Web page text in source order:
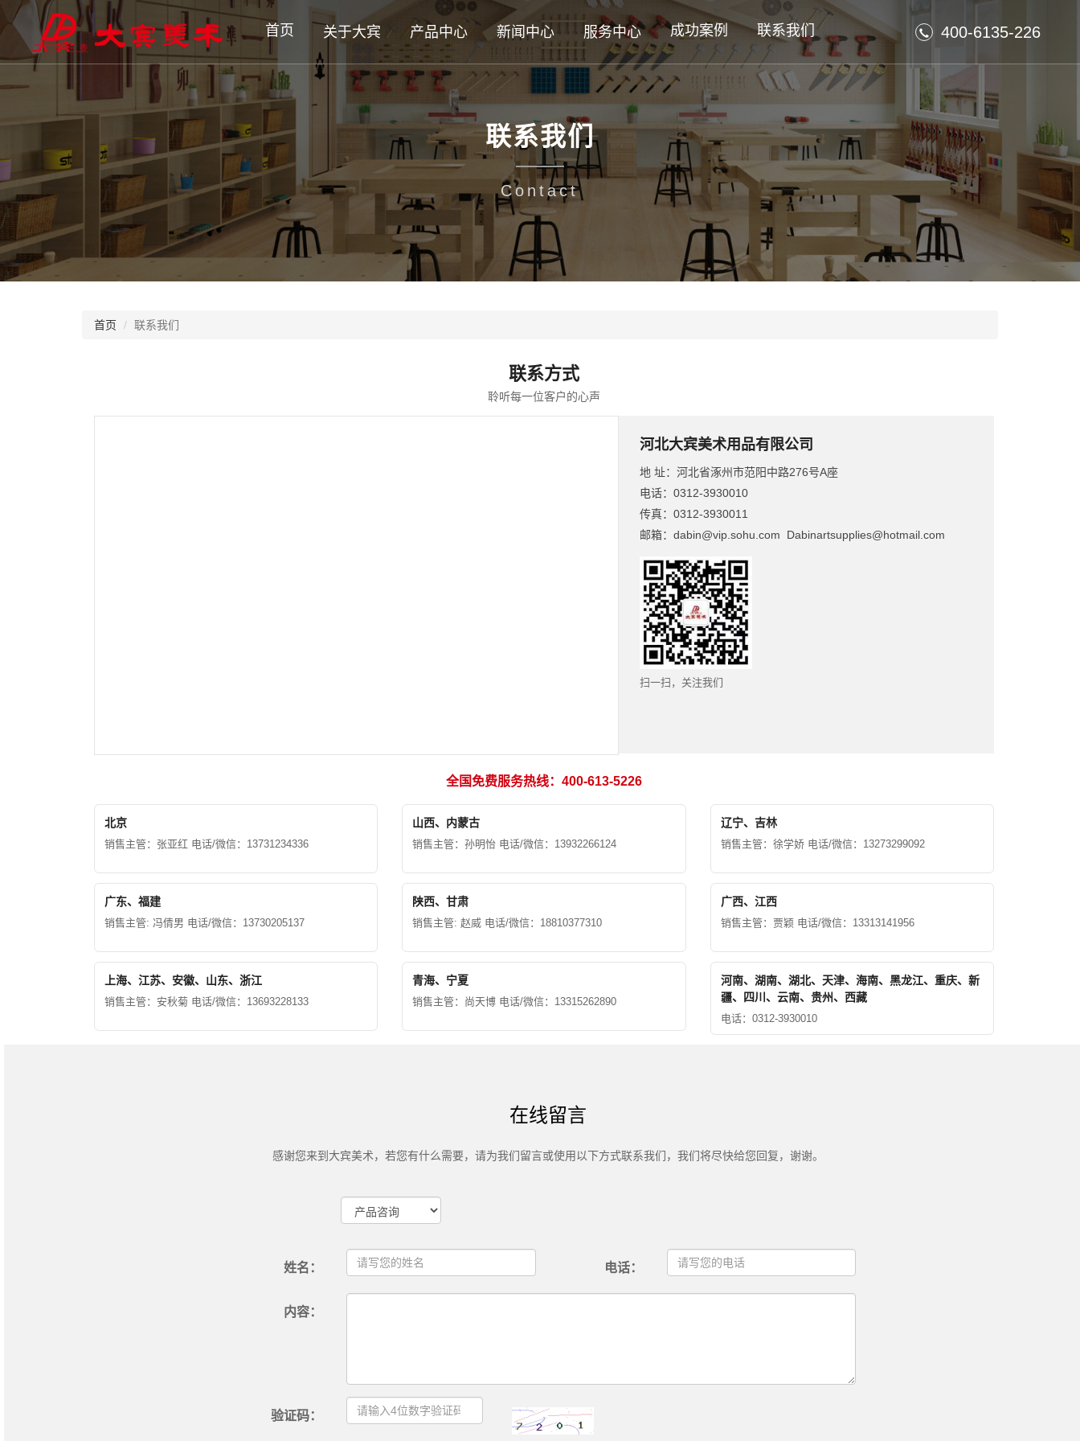
首页 关于大宾 产品中心 新闻中心 服务中心 成功案例 联系我们 400-6135-226
联系我们
Contact
首页 联系我们
联系方式
聆听每一位客户的心声
河北大宾美术用品有限公司
地 址：河北省涿州市范阳中路276号A座
电话：0312-3930010
传真：0312-3930011
邮箱：dabin@vip.sohu.com Dabinartsupplies@hotmail.com
扫一扫，关注我们
全国免费服务热线：400-613-5226
北京
销售主管：张亚红 电话/微信：13731234336
山西、内蒙古
销售主管：孙明怡 电话/微信：13932266124
辽宁、吉林
销售主管：徐学娇 电话/微信：13273299092
广东、福建
销售主管: 冯倩男 电话/微信：13730205137
陕西、甘肃
销售主管: 赵威 电话/微信：18810377310
广西、江西
销售主管：贾颖 电话/微信：13313141956
上海、江苏、安徽、山东、浙江
销售主管：安秋菊 电话/微信：13693228133
青海、宁夏
销售主管：尚天博 电话/微信：13315262890
河南、湖南、湖北、天津、海南、黑龙江、重庆、新
疆、四川、云南、贵州、西藏
电话：0312-3930010
在线留言
感谢您来到大宾美术，若您有什么需要，请为我们留言或使用以下方式联系我们，我们将尽快给您回复，谢谢。
姓名： 电话：
内容：
验证码：